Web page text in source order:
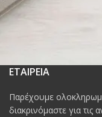
ΕΤΑΙΡΕΙΑ
Παρέχουμε
διακρινόμαστε για τις